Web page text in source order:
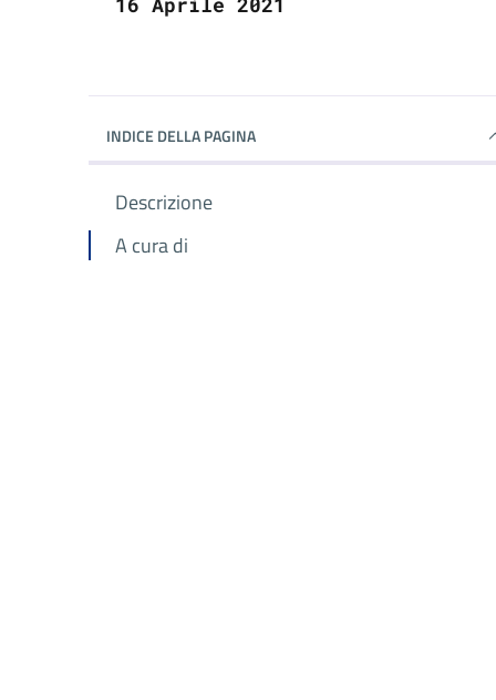
INDICE DELLA PAGINA
Descrizione
A cura di